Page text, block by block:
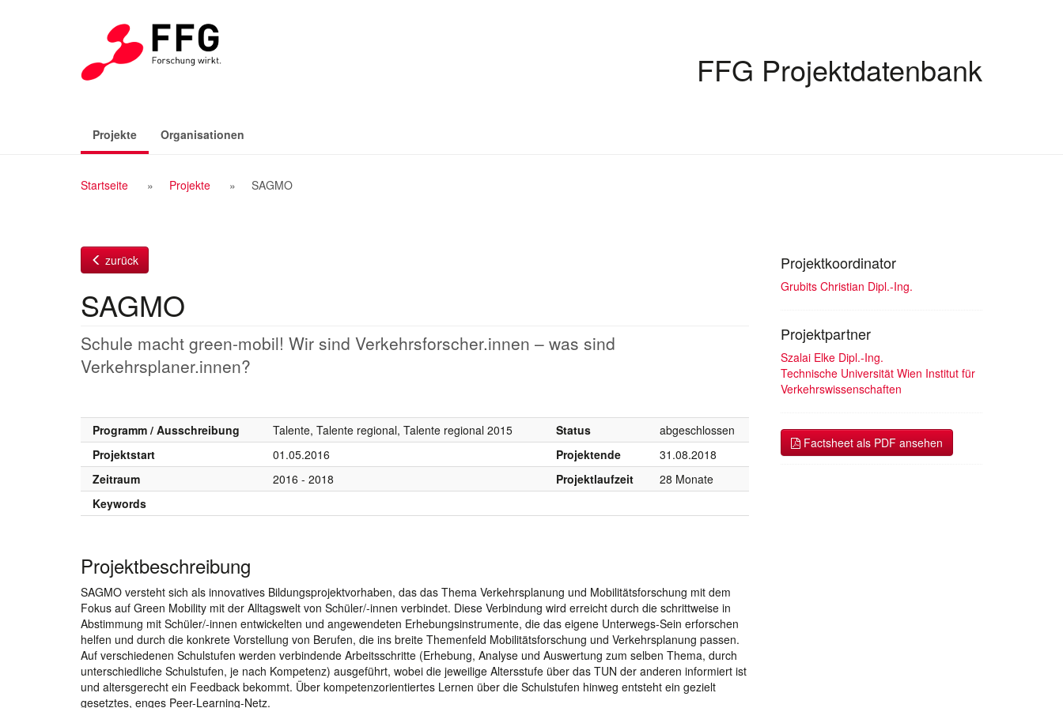
FFG Projektdatenbank
Projekte(aktiv)Organisationen
Breadcrumb
Startseite Projekte SAGMO
zurück
SAGMO
Schule macht green-mobil! Wir sind Verkehrsforscher.innen – was sind
Verkehrsplaner.innen?
Programm / Ausschreibung Talente, Talente regional, Talente regional 2015 Status
abgeschlossen
Projektstart
01.05.2016 Projektende
31.08.2018
Zeitraum
2016 - 2018 Projektlaufzeit
28 Monate
Keywords
Projektbeschreibung
SAGMO versteht sich als innovatives Bildungsprojektvorhaben, das das Thema Verkehrsplanung und Mobilitätsforschung mit dem
Fokus auf Green Mobility mit der Alltagswelt von Schüler/-innen verbindet. Diese Verbindung wird erreicht durch die schrittweise in
Abstimmung mit Schüler/-innen entwickelten und angewendeten Erhebungsinstrumente, die das eigene Unterwegs-Sein erforschen
helfen und durch die konkrete Vorstellung von Berufen, die ins breite Themenfeld Mobilitätsforschung und Verkehrsplanung passen.
Auf verschiedenen Schulstufen werden verbindende Arbeitsschritte (Erhebung, Analyse und Auswertung zum selben Thema, durch
unterschiedliche Schulstufen, je nach Kompetenz) ausgeführt, wobei die jeweilige Altersstufe über das TUN der anderen informiert ist
und altersgerecht ein Feedback bekommt. Über kompetenzorientiertes Lernen über die Schulstufen hinweg entsteht ein gezielt
gesetztes, enges Peer-Learning-Netz.
Projektkoordinator
Grubits Christian Dipl.-Ing.
Projektpartner
Szalai Elke Dipl.-Ing.
Technische Universität Wien Institut für
Verkehrswissenschaften
Factsheet als PDF ansehen